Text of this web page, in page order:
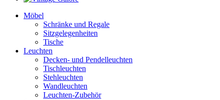
Möbel
Schränke und Regale
Sitzgelegenheiten
Tische
Leuchten
Decken- und Pendelleuchten
Tischleuchten
Stehleuchten
Wandleuchten
Leuchten-Zubehör